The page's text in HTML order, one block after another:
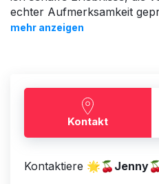
echter Aufmerksamkeit
Bedeutung, wenn man sich
gepflegtes Miteinander.
bist, der das Besondere zu
auf Qualität statt Quantität
Anhieb verstehen.
Erlaube dir eine Auszeit
mehr anzeigen
Kontakt
Kontaktiere